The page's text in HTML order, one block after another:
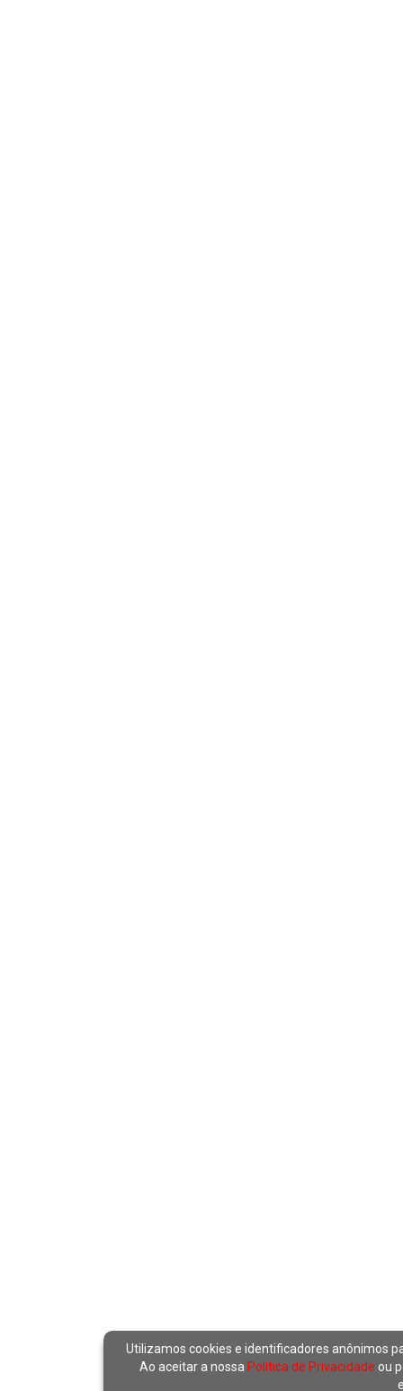
Utilizamos cookies e identificadores anônimos
Ao aceitar a nossa Política de Privacidade ou